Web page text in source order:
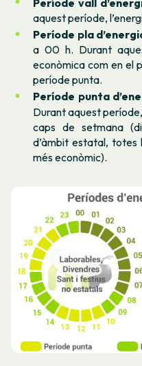
Període vall
aquest període,
Període pla
a 00 h. Durant
econòmica com en el
període punta.
Període punta
Durant aquest
caps de setmana
d’àmbit estatal, totes
més econòmic).